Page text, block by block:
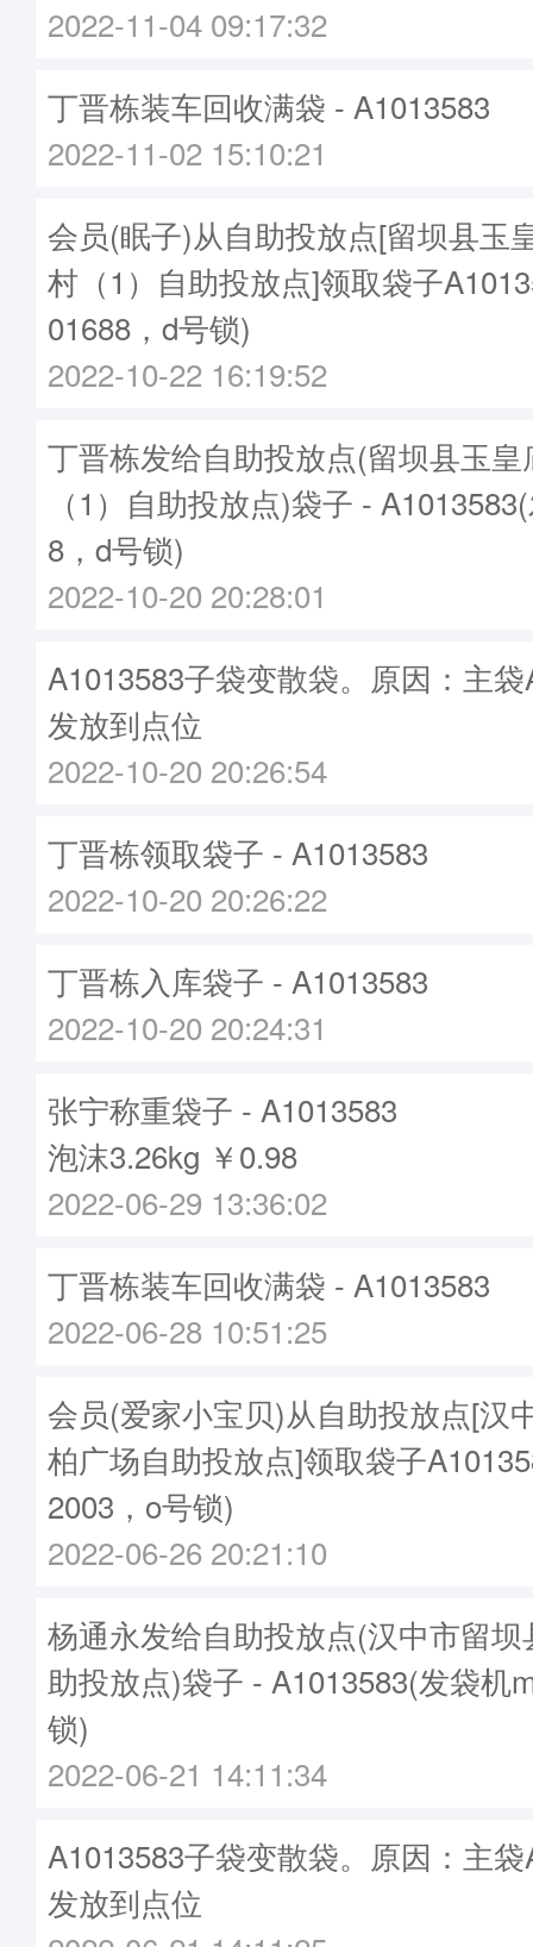
2022-11-04 09:17:32
丁晋栋装车回收满袋 - A1013583
2022-11-02 15:10:21
会员(眠子)从自助投放点[留坝县玉
村（1）自助投放点]领取袋子
01688，d号锁)
2022-10-22 16:19:52
丁晋栋发给自助投放点(留坝县玉
（1）自助投放点)袋子 -
8，d号锁)
2022-10-20 20:28:01
A1013583子袋变散袋。原因：主
发放到点位
2022-10-20 20:26:54
丁晋栋领取袋子 - A1013583
2022-10-20 20:26:22
丁晋栋入库袋子 - A1013583
2022-10-20 20:24:31
张宁称重袋子 - A1013583
泡沫3.26kg ￥0.98
2022-06-29 13:36:02
丁晋栋装车回收满袋 - A1013583
2022-06-28 10:51:25
会员(爱家小宝贝)从自助投放点[汉
柏广场自助投放点]领取袋子
2003，o号锁)
2022-06-26 20:21:10
杨通永发给自助投放点(汉中市留
助投放点)袋子 - A1013583(发袋机
锁)
2022-06-21 14:11:34
A1013583子袋变散袋。原因：主
发放到点位